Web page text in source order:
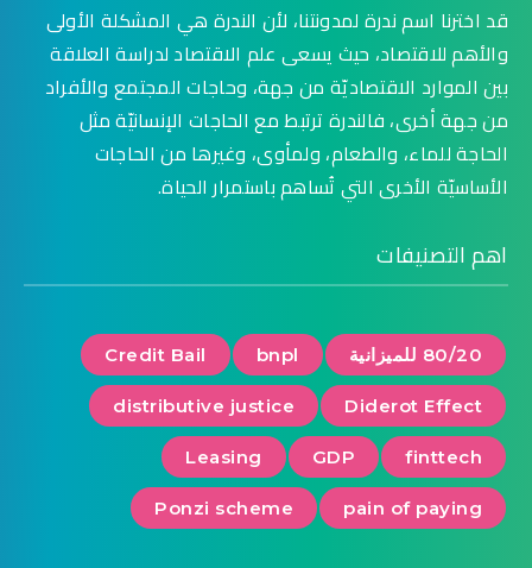
قد اخترنا اسم ندرة لمدونتنا، لأن الندرة هي المشكلة الأولى
والأهم للاقتصاد، حيث يسعى علم الاقتصاد لدراسة العلاقة
بين الموارد الاقتصاديّة من جهة، وحاجات المجتمع والأفراد
من جهة أخرى، فالندرة ترتبط مع الحاجات الإنسانيّة مثل
الحاجة للماء، والطعام، ولمأوى، وغيرها من الحاجات
الأساسيّة الأخرى التي تُساهم باستمرار الحياة.
اهم التصنيفات
80/20 للميزانية bnpl
Credit Bail
Diderot Effect
distributive justice
finttech
GDP
Leasing
pain of paying
Ponzi scheme